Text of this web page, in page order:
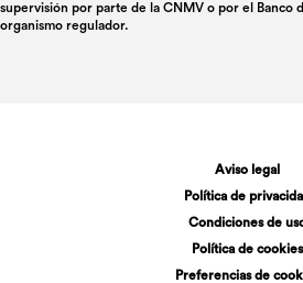
supervisión por parte de la CNMV o por el Banco
organismo regulador.
Aviso legal
Política de
Condiciones de
Política de cookies
Preferencias de